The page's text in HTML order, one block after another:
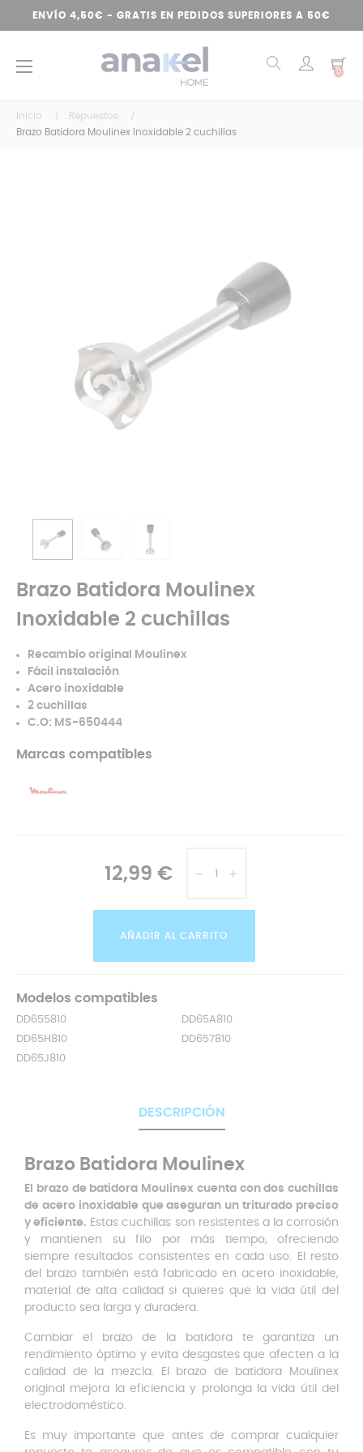
ENVÍO 4,50€ - GRATIS EN PEDIDOS SUPERIORES A 50€
Navegación
☰ 0
Inicio
Repuestos
Brazo Batidora Moulinex Inoxidable 2 cuchillas
Brazo Batidora Moulinex
Inoxidable 2 cuchillas
Recambio original Moulinex
Fácil instalación
Acero inoxidable
2 cuchillas
C.O: MS-650444
Marcas compatibles
12,99 €
AÑADIR AL CARRITO
Modelos compatibles
DD655810
DD65A810
DD65H810
DD657810
DD65J810
DESCRIPCIÓN
Brazo Batidora Moulinex
El brazo de batidora Moulinex cuenta con dos cuchillas
de acero inoxidable que aseguran un triturado preciso
y eficiente. Estas cuchillas son resistentes a la corrosión
y mantienen su filo por más tiempo, ofreciendo
siempre resultados consistentes en cada uso. El resto
del brazo también está fabricado en acero inoxidable,
material de alta calidad si quieres que la vida útil del
producto sea larga y duradera.
Cambiar el brazo de la batidora te garantiza un
rendimiento óptimo y evita desgastes que afecten a la
calidad de la mezcla. El brazo de batidora Moulinex
original mejora la eficiencia y prolonga la vida útil del
electrodoméstico.
Es muy importante que antes de comprar cualquier